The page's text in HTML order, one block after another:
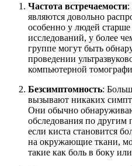
Частота встречаемости:
являются довольно
особенно у людей
исследований, у более
группе могут быть
проведении
компьютерной
Безсимптомность:
вызывают никаких
Они обычно
обследования по другим
если киста становится
на окружающие ткани,
такие как боль в боку